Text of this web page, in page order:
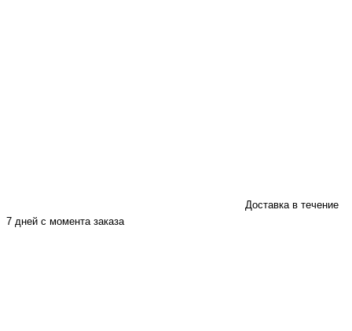
Доставка в течение
7 дней с момента заказа